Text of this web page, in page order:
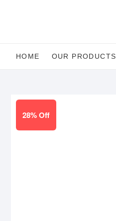
HOME OUR PRODUCTS
28% Off